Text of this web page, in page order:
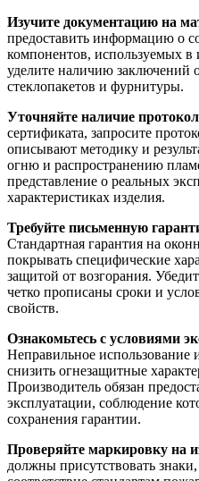
Изучите документацию на
предоставить информацию о
компонентов, используемых
уделите наличию заключений
стеклопакетов и фурнитуры.
Уточняйте наличие
сертификата, запросите
описывают методику и
огню и распространению
представление о реальных
характеристиках изделия.
Требуйте письменную
Стандартная гарантия на
покрывать специфические
защитой от возгорания.
четко прописаны сроки и
свойств.
Ознакомьтесь с условиями
Неправильное
снизить огнезащитные
Производитель обязан
эксплуатации, соблюдение
сохранения гарантии.
Проверяйте маркировку на
должны присутствовать